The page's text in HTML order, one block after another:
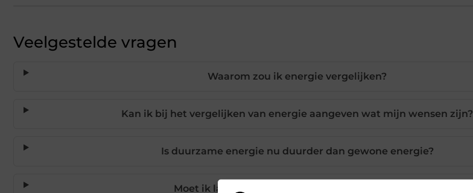
Veelgestelde vragen
Waarom zou ik energie vergelijken?
Kan ik bij het vergelijken van energie aangeven wat mijn wensen zijn?
Is duurzame energie nu duurder dan gewone energie?
Moet ik lang aan een energiecontract vastzetten?